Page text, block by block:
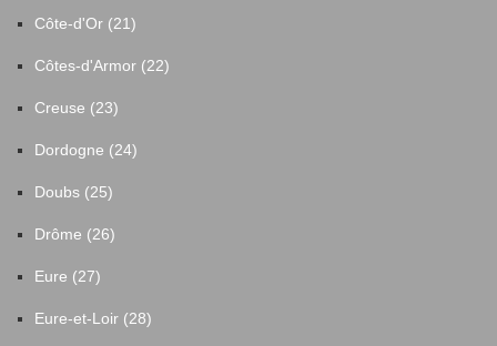
Côte-d'Or (21)
Côtes-d'Armor (22)
Creuse (23)
Dordogne (24)
Doubs (25)
Drôme (26)
Eure (27)
Eure-et-Loir (28)